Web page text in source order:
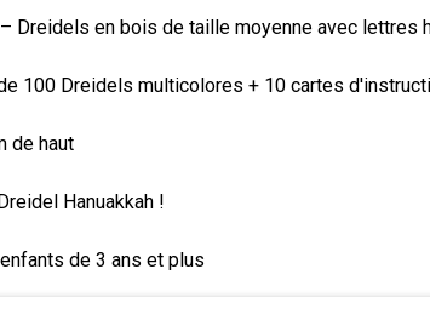
Dreidels en bois de taille moyenne avec
100 Dreidels multicolores + 10 cartes
de haut
Hanuakkah !
de 3 ans et plus